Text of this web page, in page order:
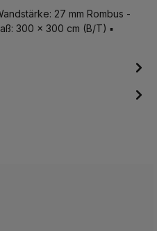
27 mm Rombus -
300 x 300 cm (B/T) ▪